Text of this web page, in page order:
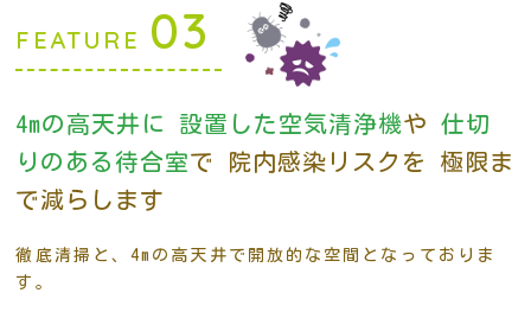
FEATURE 03
4mの高天井に 設置した空気清浄機や
仕切
りのある待合室で 院内感染リスクを
極限ま
で減らします
徹底清掃と、4mの高天井で開放的な空間となっておりま
す。